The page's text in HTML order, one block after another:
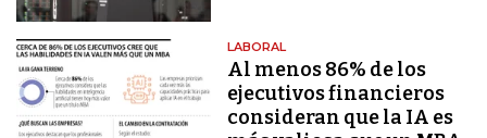
LABORAL
Al menos 86% de los
ejecutivos financieros
consideran que la IA es